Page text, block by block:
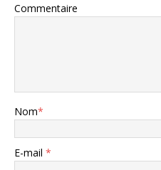
Commentaire
Nom*
E-mail *